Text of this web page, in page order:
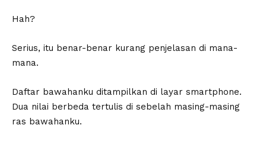
Hah?
Serius, itu benar-benar kurang penjelasan di mana-
mana.
Daftar bawahanku ditampilkan di layar smartphone.
Dua nilai berbeda tertulis di sebelah masing-masing
ras bawahanku.